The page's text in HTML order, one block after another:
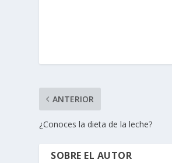
ANTERIOR
¿Conoces la dieta de la leche?
SOBRE EL AUTOR